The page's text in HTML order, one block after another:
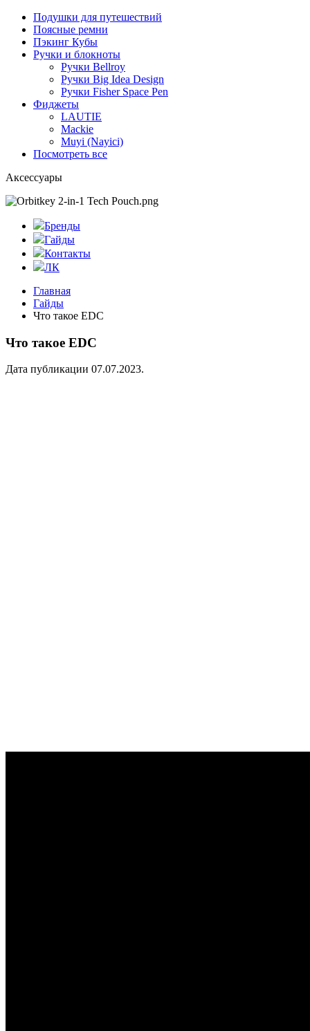
Подушки для путешествий
Поясные ремни
Пэкинг Кубы
Ручки и блокноты
Ручки Bellroy
Ручки Big Idea Design
Ручки Fisher Space Pen
Фиджеты
LAUTIE
Mackie
Muyi (Nayici)
Посмотреть все
Аксессуары
Бренды
Гайды
Контакты
ЛК
Главная
Гайды
Что такое EDC
Что такое EDC
Дата публикации 07.07.2023.